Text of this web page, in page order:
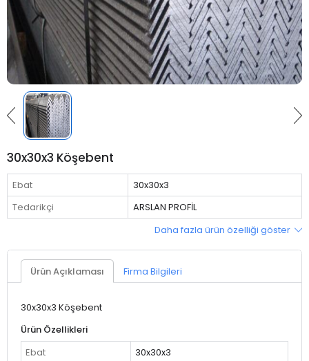
30x30x3 Köşebent
Ebat
30x30x3
Tedarikçi
ARSLAN PROFİL
Daha fazla ürün özelliği göster
Ürün Açıklaması Firma Bilgileri
30x30x3 Köşebent
Ürün Özellikleri
Ebat
30x30x3